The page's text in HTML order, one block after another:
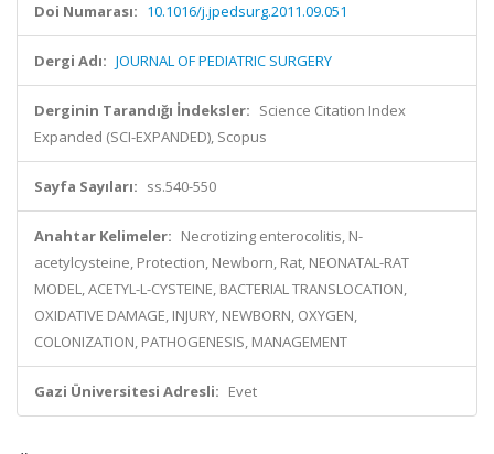
Doi Numarası: 10.1016/j.jpedsurg.2011.09.051
Dergi Adı: JOURNAL OF PEDIATRIC SURGERY
Derginin Tarandığı İndeksler: Science Citation Index
Expanded (SCI-EXPANDED), Scopus
Sayfa Sayıları: ss.540-550
Anahtar Kelimeler: Necrotizing enterocolitis, N-
acetylcysteine, Protection, Newborn, Rat, NEONATAL-RAT
MODEL, ACETYL-L-CYSTEINE, BACTERIAL TRANSLOCATION,
OXIDATIVE DAMAGE, INJURY, NEWBORN, OXYGEN,
COLONIZATION, PATHOGENESIS, MANAGEMENT
Gazi Üniversitesi Adresli: Evet